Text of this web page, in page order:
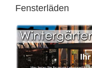
Fensterläden